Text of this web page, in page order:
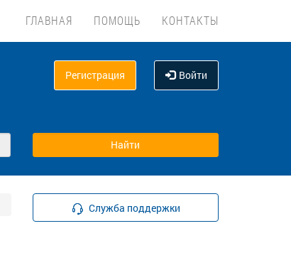
ГЛАВНАЯ ПОМОЩЬ КОНТАКТЫ
Регистрация Войти
Служба поддержки